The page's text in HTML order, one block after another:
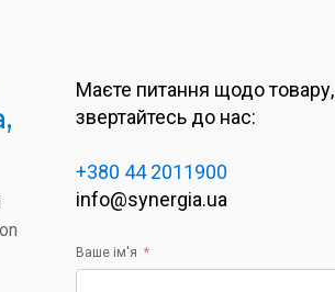
Маєте питання щодо товару,
звертайтесь до нас:
+380 44 2011900
info@synergia.ua
Ваше ім'я